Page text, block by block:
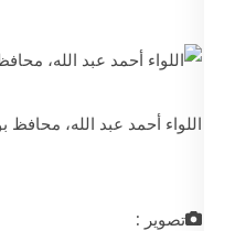
اللواء أحمد عبد الله،
تصوير :